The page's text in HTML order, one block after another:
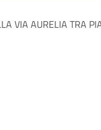
AURELIA TRA